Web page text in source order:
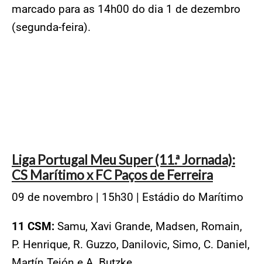
marcado para as 14h00 do dia 1 de dezembro
(segunda-feira).
Liga Portugal Meu Super (11.ª Jornada):
CS Marítimo x FC Paços de Ferreira
09 de novembro | 15h30 | Estádio do Marítimo
11 CSM: Samu, Xavi Grande, Madsen, Romain,
P. Henrique, R. Guzzo, Danilovic, Simo, C. Daniel,